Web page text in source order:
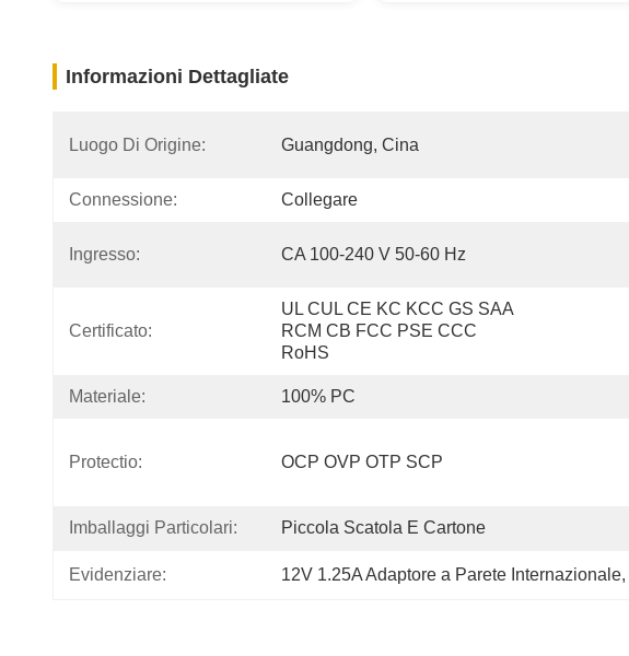
Informazioni Dettagliate
Luogo Di Origine: Guangdong, Cina
Connessione: Collegare
Ingresso: CA 100-240 V 50-60 Hz
Certificato:
UL CUL CE KC KCC GS SAA
RCM CB FCC PSE CCC
RoHS
Materiale: 100% PC
Protectio: OCP OVP OTP SCP
Imballaggi Particolari: Piccola Scatola E Cartone
Evidenziare: 12V 1.25A Adaptore a Parete Internazionale,